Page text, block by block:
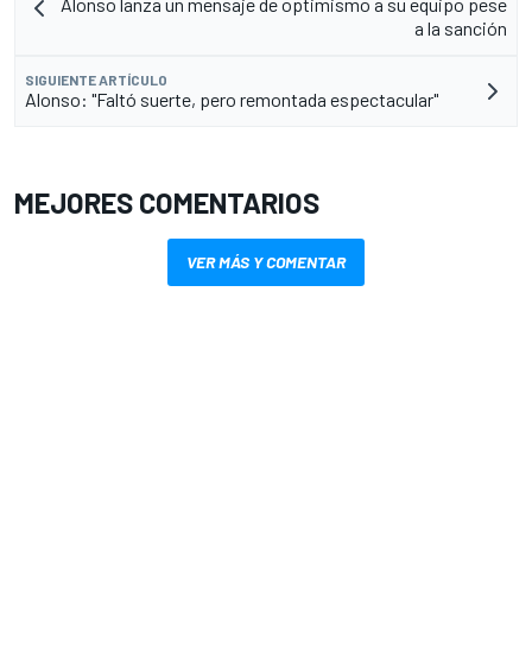
a la sanción
SIGUIENTE ARTÍCULO
Alonso: "Faltó suerte, pero remontada espectacular"
MEJORES COMENTARIOS
VER MÁS Y COMENTAR